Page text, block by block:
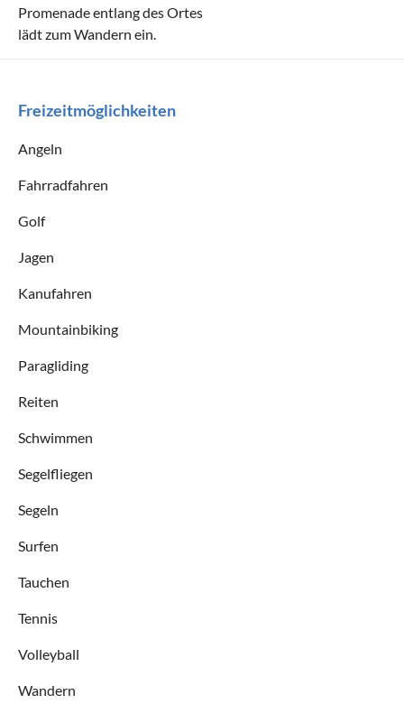
Promenade entlang des Ortes
lädt zum Wandern ein.
Freizeitmöglichkeiten
Angeln
Fahrradfahren
Golf
Jagen
Kanufahren
Mountainbiking
Paragliding
Reiten
Schwimmen
Segelfliegen
Segeln
Surfen
Tauchen
Tennis
Volleyball
Wandern